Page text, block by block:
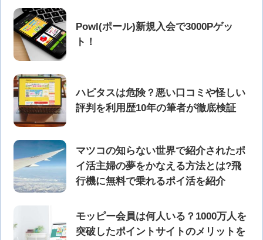
Powl(ポール)新規入会で3000Pゲッ
ト！
ハピタスは危険？悪い口コミや怪しい
評判を利用歴10年の筆者が徹底検証
マツコの知らない世界で紹介されたポ
イ活主婦の夢をかなえる方法とは?飛
行機に無料で乗れるポイ活を紹介
モッピー会員は何人いる？1000万人を
突破したポイントサイトのメリットを